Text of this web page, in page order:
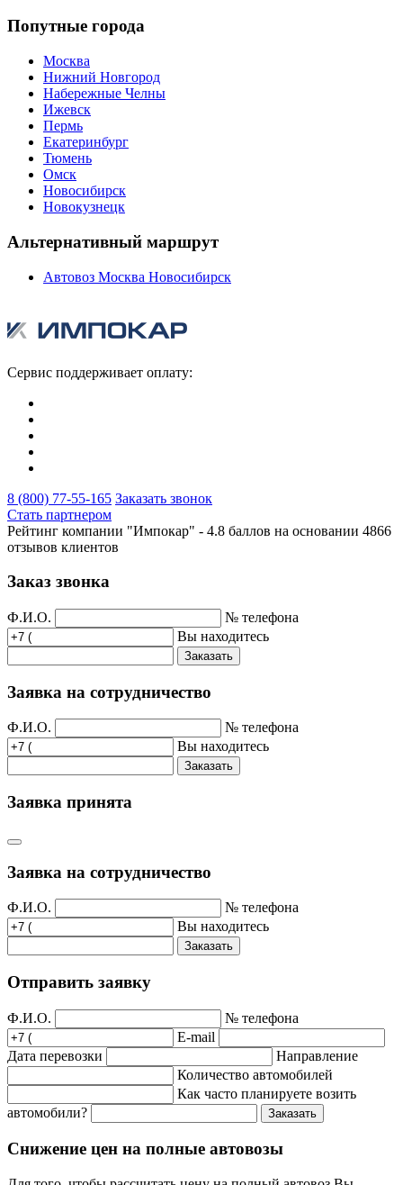
Попутные города
Москва
Нижний Новгород
Набережные Челны
Ижевск
Пермь
Екатеринбург
Тюмень
Омск
Новосибирск
Новокузнецк
Альтернативный маршрут
Автовоз Москва Новосибирск
Сервис поддерживает оплату:
8 (800) 77-55-165 Заказать звонок
Стать партнером
Рейтинг компании "Импокар" - 4.8 баллов на основании 4866
отзывов клиентов
Заказ звонка
Ф.И.О.
№ телефона
Вы находитесь
Заказать
Заявка на сотрудничество
Ф.И.О.
№ телефона
Вы находитесь
Заказать
Заявка принята
Заявка на сотрудничество
Ф.И.О.
№ телефона
Вы находитесь
Заказать
Отправить заявку
Ф.И.О.
№ телефона
E-mail
Дата перевозки
Направление
Количество автомобилей
Как часто планируете возить
автомобили?
Заказать
Снижение цен на полные автовозы